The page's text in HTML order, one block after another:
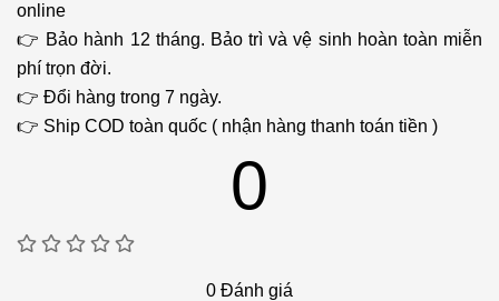
online
👉 Bảo hành 12 tháng. Bảo trì và vệ sinh hoàn toàn miễn
phí trọn đời.
👉 Đổi hàng trong 7 ngày.
👉 Ship COD toàn quốc ( nhận hàng thanh toán tiền )
0
0 Đánh giá